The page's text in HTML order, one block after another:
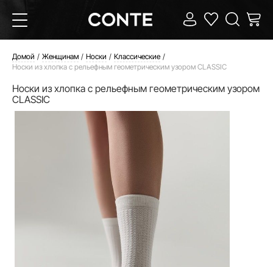
Домой Женщинам Носки
Классические
Носки из хлопка с рельефным геометрическим узором CLASSIC
Носки из хлопка с рельефным геометрическим узором
CLASSIC